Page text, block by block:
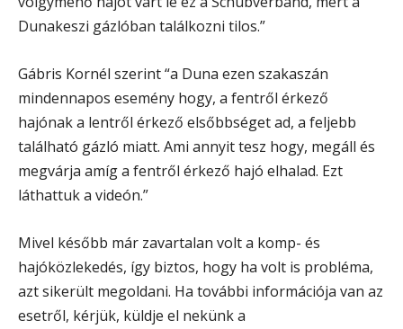
Dunakeszi gázlóban találkozni tilos.”
Gábris Kornél szerint “a Duna ezen szakaszán
mindennapos esemény hogy, a fentről érkező
hajónak a lentről érkező elsőbbséget ad, a feljebb
található gázló miatt. Ami annyit tesz hogy, megáll és
megvárja amíg a fentről érkező hajó elhalad. Ezt
láthattuk a videón.”
Mivel később már zavartalan volt a komp- és
hajóközlekedés, így biztos, hogy ha volt is probléma,
azt sikerült megoldani. Ha további információja van az
esetről, kérjük, küldje el nekünk a